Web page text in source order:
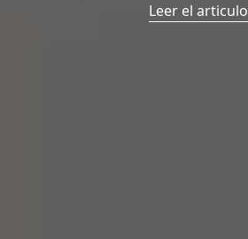
Leer el articulo